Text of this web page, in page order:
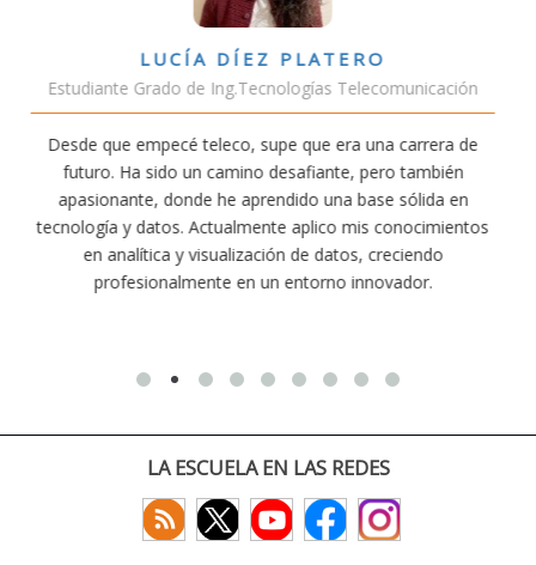
de
en
VÍCTOR SÁNCHEZ VALENCIA
Estudiante Doble Grado Teleco-ADE
Estudiar teleco me ha permitido comprender
conectividad afecta nuestra vida diaria. Aunque la
exige esfuerzo, he dedicado parte de mi tiempo
actividades como el salvamento y socorrismo.
convencido de que elegir teleco ha sido una de las
decisiones que he tomado.
LA ESCUELA EN LAS REDES